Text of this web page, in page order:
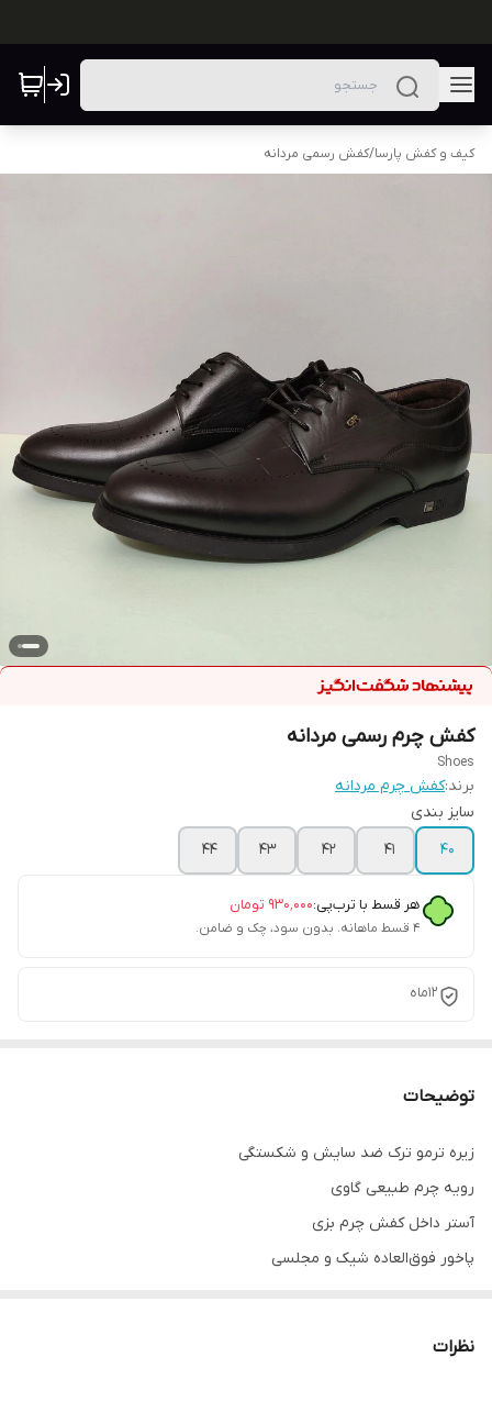
کیف و کفش پارسا/کفش رسمی مردانه
کفش چرم رسمی مردانه
Shoes
برند:کفش چرم مردانه
سایز بندی
۴۰
۴۱ ۴۲ ۴۳ ۴۴
هر قسط با ترب‌پی:۹۳۰٬۰۰۰ تومان
۴ قسط ماهانه. بدون سود، چک و ضامن.
۱۲ماه
توضیحات
زیره ترمو ترک ضد سایش و شکستگی
رویه چرم طبیعی گاوی
آستر داخل کفش چرم بزی
پاخور فوق‌العاده شیک و مجلسی
نظرات